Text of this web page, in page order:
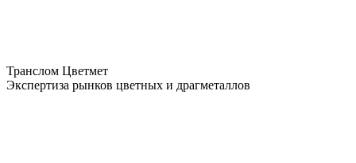
Транслом Цветмет
Экспертиза рынков цветных и драгметаллов